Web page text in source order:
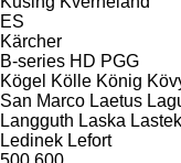
ES
Kärcher
B-series HD PGG
Kögel Kölle König
San Marco Laetus
Langguth Laska Lastek
Ledinek Lefort